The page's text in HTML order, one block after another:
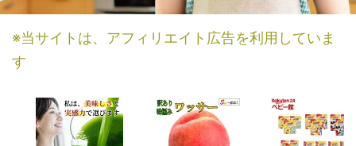
※当サイトは、アフィリエイト広告を利用していま
す